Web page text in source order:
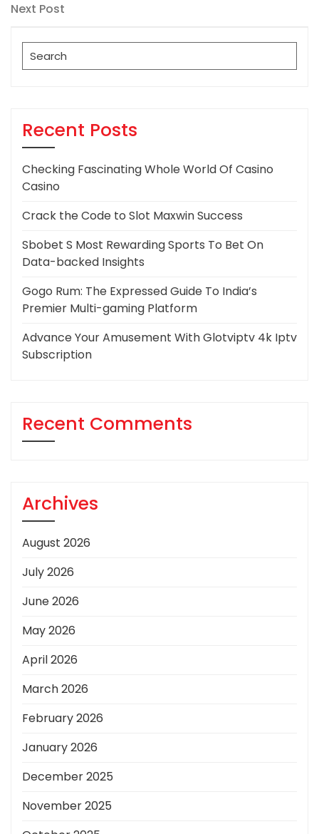
Next
Next Post
Search
for:
Recent Posts
Checking Fascinating Whole World Of Casino
Casino
Crack the Code to Slot Maxwin Success
Sbobet S Most Rewarding Sports To Bet On
Data-backed Insights
Gogo Rum: The Expressed Guide To India’s
Premier Multi-gaming Platform
Advance Your Amusement With Glotviptv 4k Iptv
Subscription
Recent Comments
Archives
August 2026
July 2026
June 2026
May 2026
April 2026
March 2026
February 2026
January 2026
December 2025
November 2025